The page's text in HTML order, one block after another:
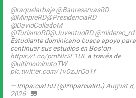
@raquelarbaje @BanreservasRD
@MinpreRD@PresidenciaRD
@DavidColladoM
@TurismoRD@JuventudRD @miderec_rd
Estudiante dominicano busca apoyo para
continuar sus estudios en Boston
https://t.co/pmNIr5F1UL a través de
@ultimominutoTW
pic.twitter.com/1vOzJrQo1f
— Imparcial RD (@imparcialRD)August 8,
2026